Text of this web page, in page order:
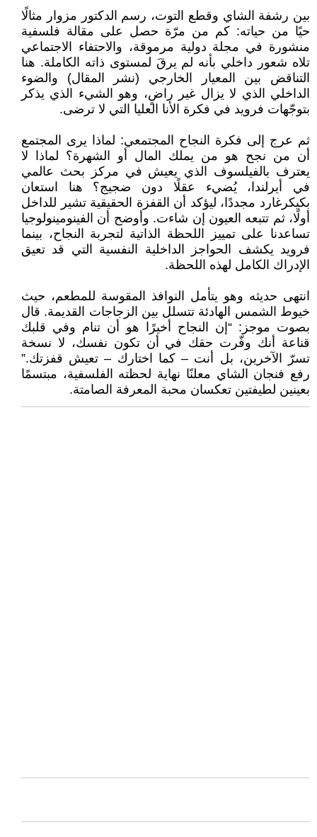
بين رشفة الشاي وقطع التوت، رسم الدكتور مزوار مثالًا
حيًا من حياته: كم من مرّة حصل على مقالة فلسفية
منشورة في مجلة دولية مرموقة، والاحتفاء الاجتماعي
تلاه شعور داخلي بأنه لم يرقَ لمستوى ذاته الكاملة. هنا
التناقض بين المعيار الخارجي (نشر المقال) والضوء
الداخلي الذي لا يزال غير راضٍ، وهو الشيء الذي يذكر
بتوجّهات فرويد في فكرة الأنا العليا التي لا ترضى.
ثم عرج إلى فكرة النجاح المجتمعي: لماذا يرى المجتمع
أن من نجح هو من يملك المال أو الشهرة؟ لماذا لا
يعترف بالفيلسوف الذي يعيش في مركز بحث عالمي
في أيرلندا، يُضيء عقلًا دون ضجيج؟ هنا استعان
بكيكرغارد مجددًا، ليؤكد أن القفزة الحقيقية تشير للداخل
أولًا، ثم تتبعه العيون إن شاءت. وأوضح أن الفينومينولوجيا
تساعدنا على تمييز اللحظة الذاتية لتجربة النجاح، بينما
فرويد يكشف الحواجز الداخلية النفسية التي قد تعيق
الإدراك الكامل لهذه اللحظة.
انتهى حديثه وهو يتأمل النوافذ المقوسة للمطعم، حيث
خيوط الشمس الهادئة تتسلل بين الزجاجات القديمة. قال
بصوت موجز: “إن النجاح أخيرًا هو أن تنام وفي قلبك
قناعة أنك وفّرت حقك في أن تكون نفسك، لا نسخة
تسرّ الآخرين، بل أنت – كما اختارك – تعيش قفزتك.”
رفع فنجان الشاي معلنًا نهاية لحظته الفلسفية، مبتسمًا
بعينين لطيفتين تعكسان محبة المعرفة الصامتة.